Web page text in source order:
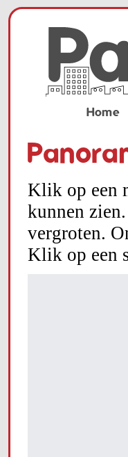
Home
Klik op een
kunnen
vergroten.
Klik op een